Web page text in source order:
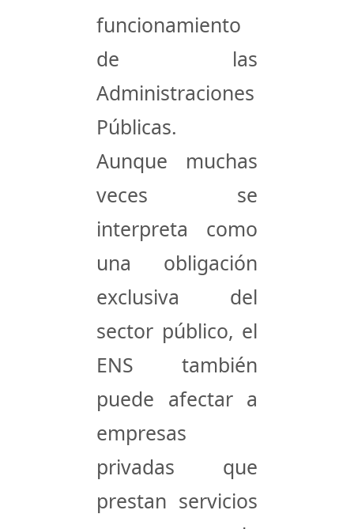
funcionamiento
de las
Administraciones
Públicas.
Aunque muchas
veces se
interpreta como
una obligación
exclusiva del
sector público, el
ENS también
puede afectar a
empresas
privadas que
prestan servicios